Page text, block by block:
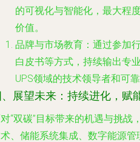
的可视化与智能化，最大程
价值。
品牌与市场教育 ：通过参加
白皮书等方式，持续输出专
UPS领域的技术领导者和可靠
展望未来：持续进化，赋
“双碳”目标带来的机遇与挑
、储能系统集成、数字能源